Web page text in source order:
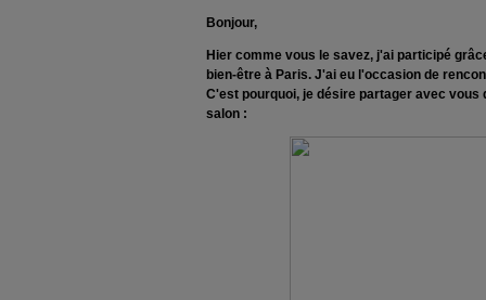
Bonjour,
Hier comme vous le savez, j'ai participé
bien-être à Paris. J'ai eu l'occasion de
C'est pourquoi, je désire partager avec vous
salon :